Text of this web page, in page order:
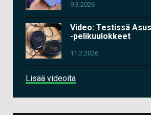
9.3.2026
Video: Testissä
-pelikuulokkeet
11.2.2026
Lisää videoita